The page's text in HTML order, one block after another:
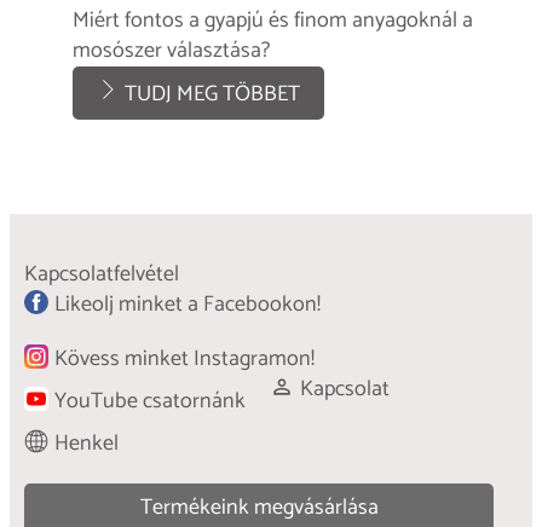
Miért fontos a gyapjú és finom anyagoknál a
mosószer választása?
TUDJ MEG TÖBBET
Kapcsolatfelvétel
Likeolj minket a Facebookon!
Kövess minket Instagramon!
YouTube csatornánk
Kapcsolat
Henkel
Termékeink megvásárlása